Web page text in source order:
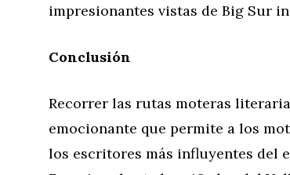
impresionantes vistas de Big Sur
Conclusión
Recorrer las rutas moteras
emocionante que permite a los
los escritores más influyentes del